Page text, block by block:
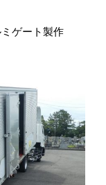
ゲート製作